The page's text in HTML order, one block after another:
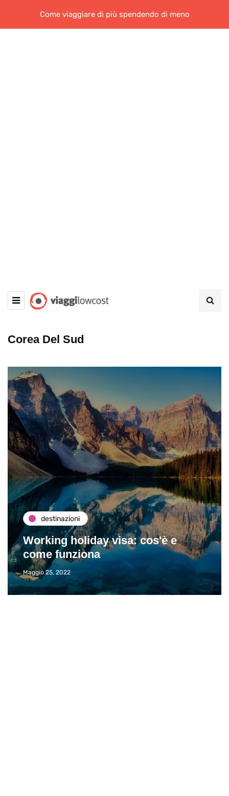
Come viaggiare di più spendendo di meno
Corea Del Sud
destinazioni
Working holiday visa: cos'è e
come funziona
Maggio 25, 2022